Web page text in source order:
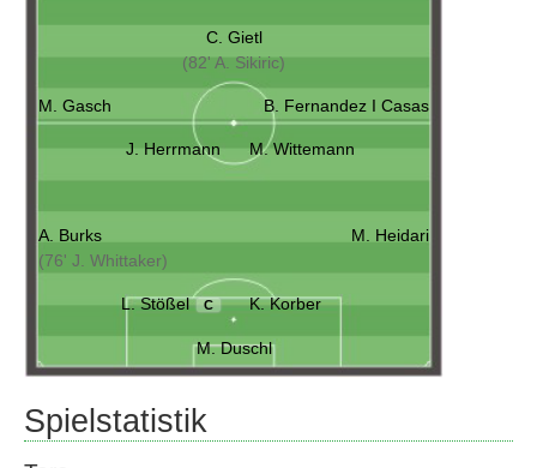
C. Gietl
(82' A. Sikiric)
M. Gasch B. Fernandez I Casas
J. Herrmann M. Wittemann
A. Burks
(76' J. Whittaker)
M. Heidari
L. Stößel C K. Korber
M. Duschl
Spielstatistik